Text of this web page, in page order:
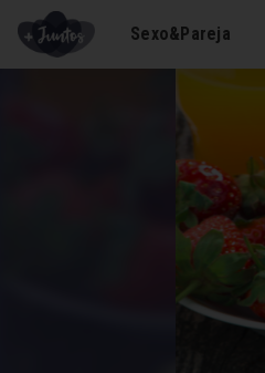
Sexo&Pareja